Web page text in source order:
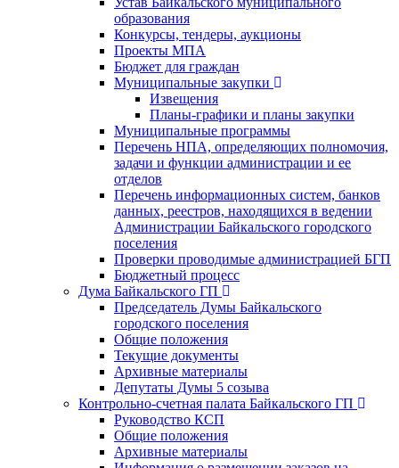
образования
Конкурсы, тендеры, аукционы
Проекты МПА
Бюджет для граждан
Муниципальные закупки
Извещения
Планы-графики и планы закупки
Муниципальные программы
Перечень НПА, определяющих полномочия,
задачи и функции администрации и ее
отделов
Перечень информационных систем, банков
данных, реестров, находящихся в ведении
Администрации Байкальского городского
поселения
Проверки проводимые администрацией БГП
Бюджетный процесс
Дума Байкальского ГП
Председатель Думы Байкальского
городского поселения
Общие положения
Текущие документы
Архивные материалы
Депутаты Думы 5 созыва
Контрольно-счетная палата Байкальского ГП
Руководство КСП
Общие положения
Архивные материалы